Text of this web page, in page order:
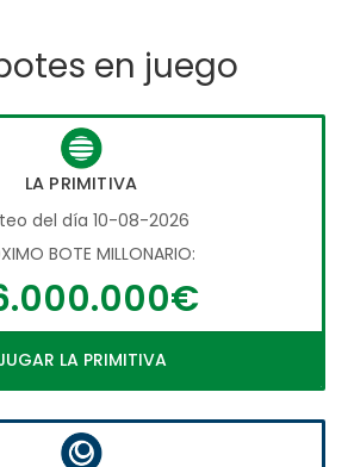
en juego
LA PRIMITIVA
del día 10-08-2026
BOTE MILLONARIO:
LA PRIMITIVA